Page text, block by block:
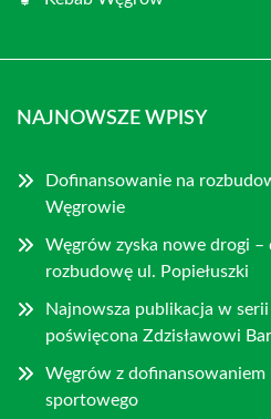
NAJNOWSZE WPISY
Dofinansowanie na
Węgrowie
Węgrów zyska nowe drogi –
rozbudowę ul. Popiełuszki
Najnowsza publikacja w serii
poświęcona Zdzisławowi
Węgrów z dofinansowaniem
sportowego